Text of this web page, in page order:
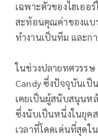
เฉพาะตัวของไฮเออ
สะท้อนคุณค่าของแบ
ทำงานเป็นทีม และก
ในช่วงปลายทศวรร
Candy ซึ่งปัจจุบันเป็
เคยเป็นผู้สนับสนุนห
ซึ่งนับเป็นหนึ่งในยุค
เวลาที่โดดเด่นที่สุดใ